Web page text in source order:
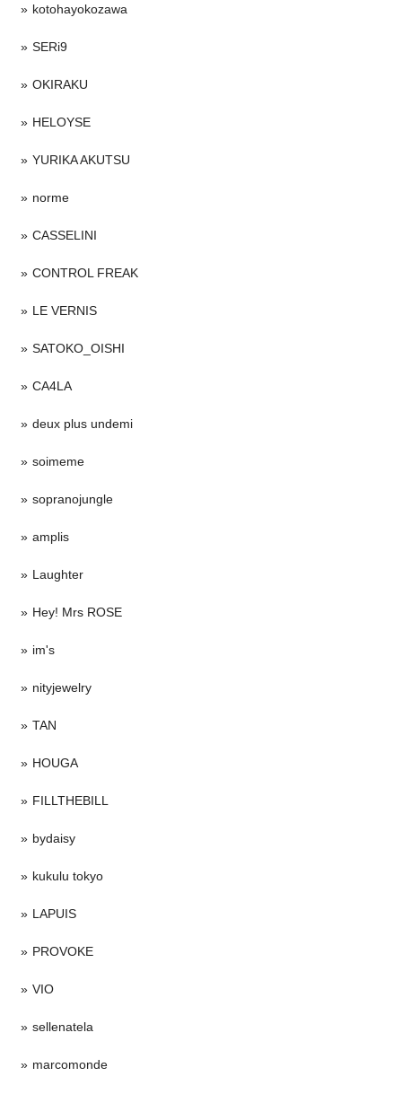
kotohayokozawa
SERi9
OKIRAKU
HELOYSE
YURIKA AKUTSU
norme
CASSELINI
CONTROL FREAK
LE VERNIS
SATOKO_OISHI
CA4LA
deux plus undemi
soimeme
sopranojungle
amplis
Laughter
Hey! Mrs ROSE
im's
nityjewelry
TAN
HOUGA
FILLTHEBILL
bydaisy
kukulu tokyo
LAPUIS
PROVOKE
VIO
sellenatela
marcomonde